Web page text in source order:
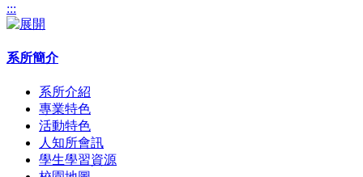
:::
系所簡介
系所介紹
專業特色
活動特色
人知所會訊
學生學習資源